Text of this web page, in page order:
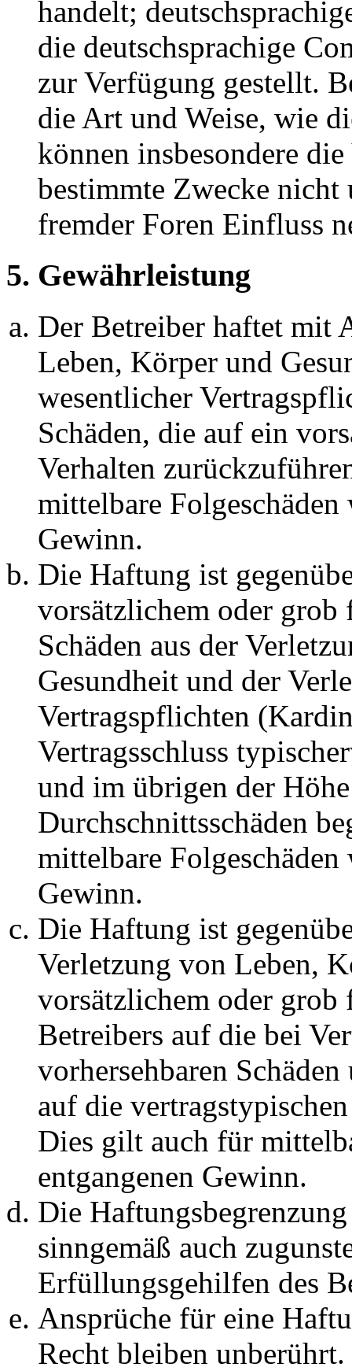
handelt;
die deutschsprachige
zur Verfügung gestellt.
die Art und Weise, wie
können insbesondere
bestimmte Zwecke nicht
fremder Foren Einfluss
5. Gewährleistung
Der Betreiber haftet mit
Leben, Körper und
wesentlicher
Schäden, die auf ein
Verhalten
mittelbare Folgeschäden
Gewinn.
Die Haftung ist
vorsätzlichem oder grob
Schäden aus der
Gesundheit und der
Vertragspflichten
Vertragsschluss
und im übrigen der
Durchschnittsschäden
mittelbare Folgeschäden
Gewinn.
Die Haftung ist
Verletzung von Leben,
vorsätzlichem oder grob
Betreibers auf die bei
vorhersehbaren
auf die
Dies gilt auch für
entgangenen Gewinn.
Die
sinngemäß auch
Erfüllungsgehilfen des
Ansprüche für eine
Recht bleiben unberührt.